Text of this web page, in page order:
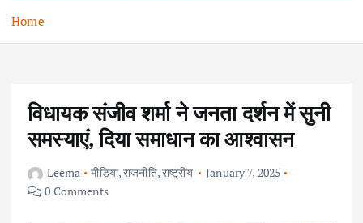
n
Home
विधायक संजीव शर्मा ने जनता दर्शन में सुनी
समस्याएं, दिया समाधान का आश्वासन
Leema मीडिया,राजनीति,राष्ट्रीय
January 7, 2025
0 Comments